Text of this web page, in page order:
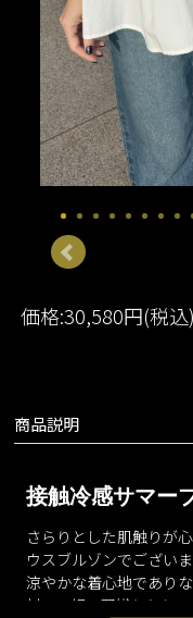
価格:30,580円(税込)
商品説明
接触冷感サマー
さらりとした肌触りが
ウスブルゾンでございま
涼やかな着心地であり
材で、軽い羽織りとし